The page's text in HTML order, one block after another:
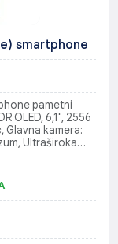
smartphone
pametni
OLED, 6,1", 2556
Glavna kamera:
Ultraširoka